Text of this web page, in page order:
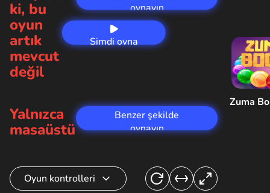
Şimdi oyna
ki, bu
oyun
artık
mevcut
değil
oynayın
Yalnızca
masaüstü
Benzer şekilde
oynayın
Zuma
Oyun kontrolleri